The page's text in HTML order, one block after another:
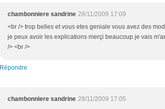
chambonniere sandrine 28/11/2009 17:09
<br /> trop belles et vous etes geniale vous avez des
je peux avoir les explications merçi beaucoup je vais
/> <br />
Répondre
chambonniere sandrine 28/11/2009 17:05